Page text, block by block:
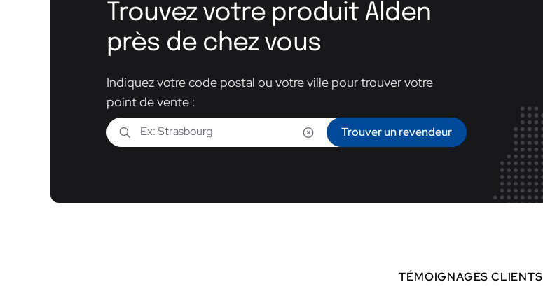
Trouvez votre produit Alden
près de chez vous
Indiquez votre code postal ou votre ville pour trouver votre
point de vente :
Trouver un revendeur
TÉMOIGNAGES CLIENTS